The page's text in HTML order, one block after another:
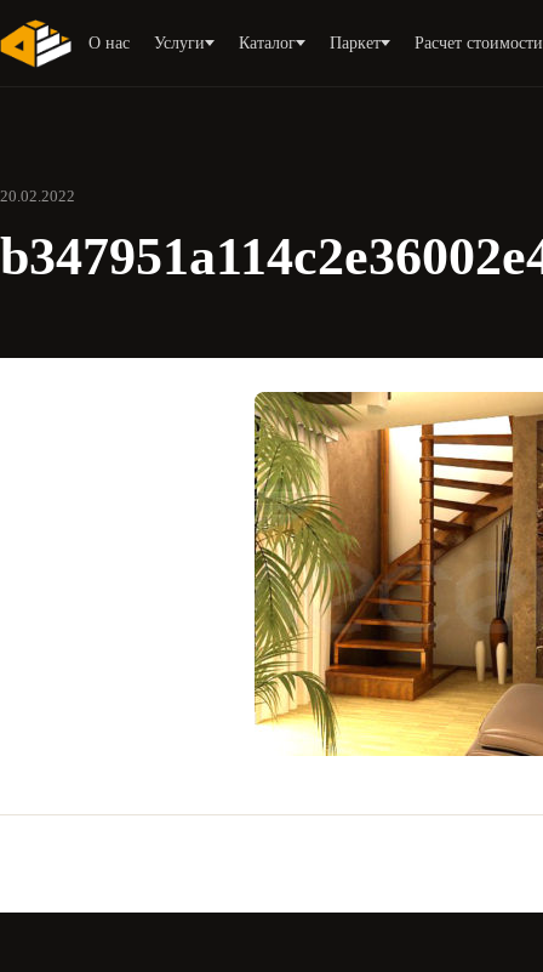
О нас Услуги Каталог Паркет Расчет стоимости
20.02.2022